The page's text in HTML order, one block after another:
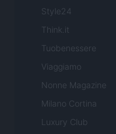
Style24
Think.it
Tuobenessere
Viaggiamo
Nonne Magazine
Milano Cortina
Luxury Club